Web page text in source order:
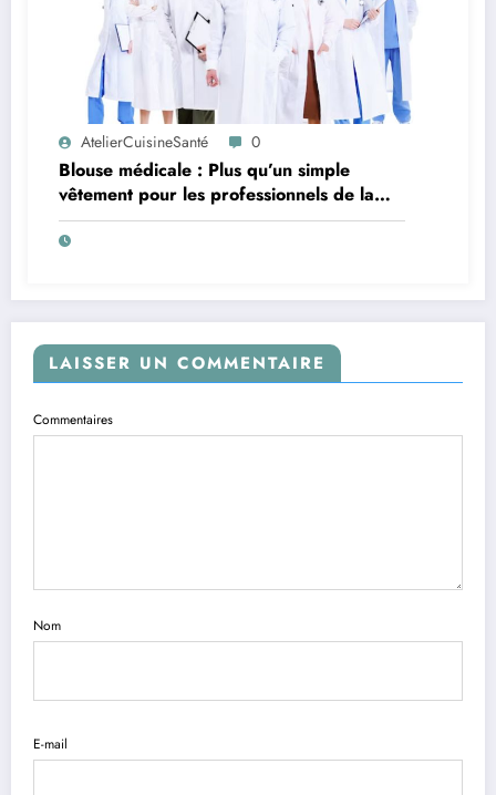
AtelierCuisineSanté 0
Blouse médicale : Plus qu’un simple
vêtement pour les professionnels de la
santé
LAISSER UN COMMENTAIRE
Commentaires
Nom
E-mail